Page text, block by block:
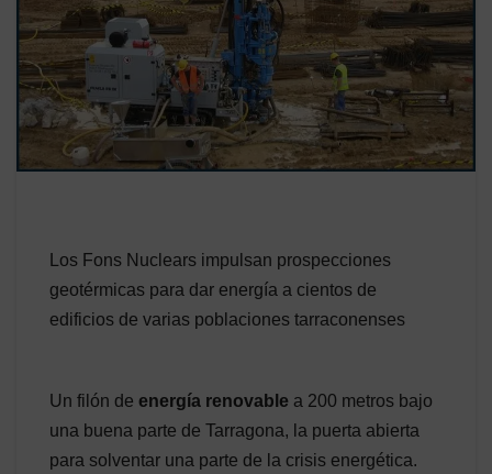
Los Fons Nuclears impulsan prospecciones
geotérmicas para dar energía a cientos de
edificios de varias poblaciones tarraconenses
Un filón de energía renovable a 200 metros bajo
una buena parte de Tarragona, la puerta abierta
para solventar una parte de la crisis energética.